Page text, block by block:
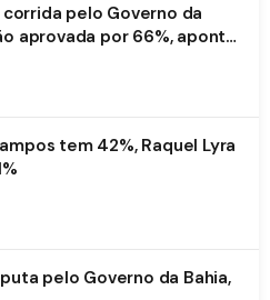
pelo Governo da
aprovada por 66%, aponta
tem 42%, Raquel Lyra
pelo Governo da Bahia,